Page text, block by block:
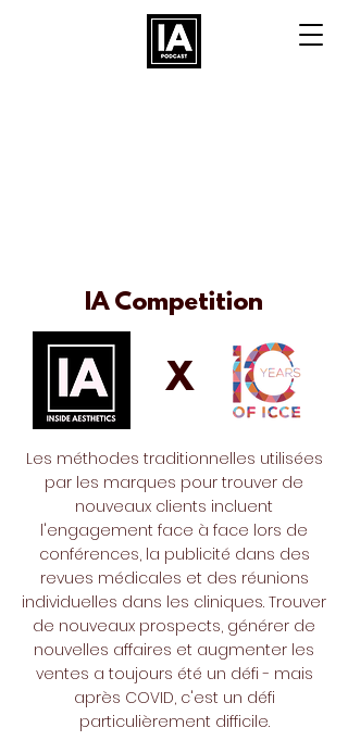
IACompetition
X
Les méthodes traditionnelles utilisées
par les marques pour trouver de
nouveaux clients incluent
l'engagement face à face lors de
conférences, la publicité dans des
revues médicales et des réunions
individuelles dans les cliniques. Trouver
de nouveaux prospects, générer de
nouvelles affaires et augmenter les
ventes a toujours été un défi - mais
après COVID, c'est un défi
particulièrement difficile.